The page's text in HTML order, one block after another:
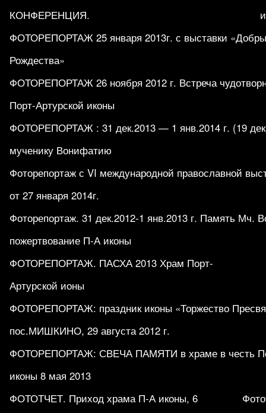
КОНФЕРЕНЦИЯ.
ФОТОРЕПОРТАЖ 25 января 2013г. с выставки
Рождества»
ФОТОРЕПОРТАЖ 26 ноября 2012 г. Встреча
Порт-Артурской иконы
ФОТОРЕПОРТАЖ : 31 дек.2013 — 1 янв.2014 г. (19
мученику Вонифатию
Фоторепортаж с VI международной православной
от 27 января 2014г.
Фоторепортаж. 31 дек.2012-1 янв.2013 г. Память Мч.
пожертвование П-А иконы
ФОТОРЕПОРТАЖ. ПАСХА 2013 Храм Порт-
Артурской ионы
ФОТОРЕПОРТАЖ: праздник иконы «Торжество
пос.МИШКИНО, 29 августа 2012 г.
ФОТОРЕПОРТАЖ: СВЕЧА ПАМЯТИ в храме в честь
иконы 8 мая 2013
ФОТОТЧЕТ. Приход храма П-А иконы, 6